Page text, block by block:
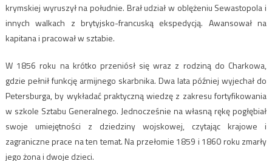
krymskiej wyruszył na południe. Brał udział w oblężeniu Sewastopola i
innych walkach z brytyjsko-francuską ekspedycją. Awansował na
kapitana i pracował w sztabie.
W 1856 roku na krótko przeniósł się wraz z rodziną do Charkowa,
gdzie pełnił funkcję armijnego skarbnika. Dwa lata później wyjechał do
Petersburga, by wykładać praktyczną wiedzę z zakresu fortyfikowania
w szkole Sztabu Generalnego. Jednocześnie na własną rękę pogłębiał
swoje umiejętności z dziedziny wojskowej, czytając krajowe i
zagraniczne prace na ten temat. Na przełomie 1859 i 1860 roku zmarły
jego żona i dwoje dzieci.